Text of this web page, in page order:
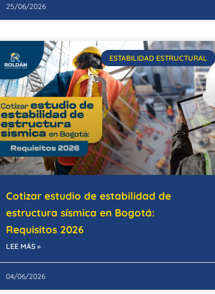
25/06/2026
ESTABILIDAD ESTRUCTURAL
Cotizar estudio de estabilidad de
estructura sísmica en Bogotá:
Requisitos 2026
LEE MÁS »
04/06/2026